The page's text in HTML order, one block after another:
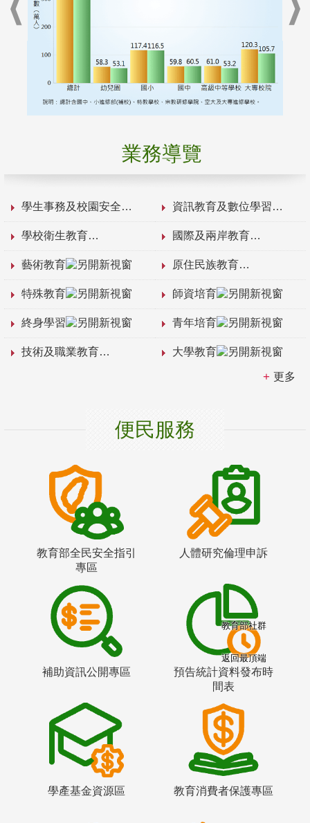
業務導覽
學生事務及校園安全 資訊教育及數位學習
學校衛生教育 國際及兩岸教育
藝術教育 原住民族教育
特殊教育 師資培育
終身學習 青年培育
技術及職業教育 大學教育
更多
便民服務
教育部全民安全指引
專區
人體研究倫理申訴
補助資訊公開專區
預告統計資料發布時
間表
學產基金資源區 教育消費者保護專區
教育部社群
返回最頂端